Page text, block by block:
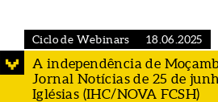
Ciclo de Webinars 18.06.2025
A independência de
Jornal Notícias de 25 de
Iglésias (IHC/NOVA FCSH)